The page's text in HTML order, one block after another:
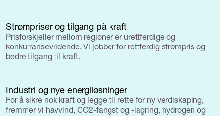
Strømpriser og tilgang på kraft
Prisforskjeller mellom regioner er urettferdige og
konkurransevridende. Vi jobber for rettferdig strømpris og
bedre tilgang til kraft.
Industri og nye energiløsninger
For å sikre nok kraft og legge til rette for ny verdiskaping,
fremmer vi havvind, CO2-fangst og -lagring, hydrogen og